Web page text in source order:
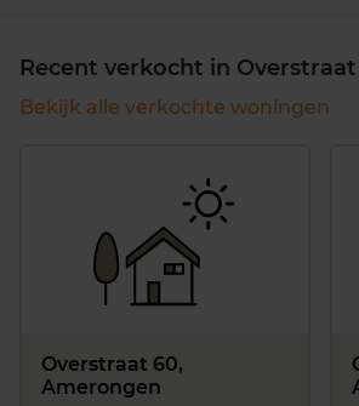
Recent verkocht in Overstraat
Bekijk alle verkochte woningen
Overstraat 60,
Amerongen